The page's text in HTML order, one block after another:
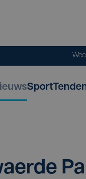
Sport